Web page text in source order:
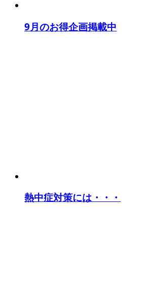
9月のお得企画掲載中
熱中症対策には・・・